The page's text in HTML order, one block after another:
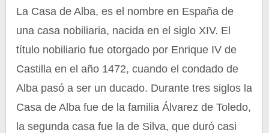
La Casa de Alba, es el nombre en España de
una casa nobiliaria, nacida en el siglo XIV. El
título nobiliario fue otorgado por Enrique IV de
Castilla en el año 1472, cuando el condado de
Alba pasó a ser un ducado. Durante tres siglos la
Casa de Alba fue de la familia Álvarez de Toledo,
la segunda casa fue la de Silva, que duró casi